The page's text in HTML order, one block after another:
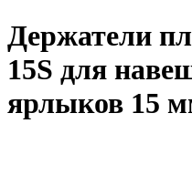
Держатели
15S для
ярлыков 15